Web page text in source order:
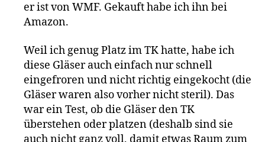
er ist von WMF. Gekauft habe ich ihn bei
Amazon.
Weil ich genug Platz im TK hatte, habe ich
diese Gläser auch einfach nur schnell
eingefroren und nicht richtig eingekocht (die
Gläser waren also vorher nicht steril). Das
war ein Test, ob die Gläser den TK
überstehen oder platzen (deshalb sind sie
auch nicht ganz voll, damit etwas Raum zum